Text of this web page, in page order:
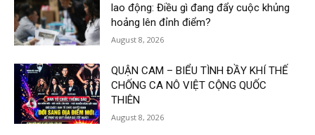
lao động: Điều gì đang đẩy cuộc khủng
hoảng lên đỉnh điểm?
August 8, 2026
QUẬN CAM – BIỂU TÌNH ĐẦY KHÍ THẾ
CHỐNG CA NÔ VIỆT CỘNG QUỐC
THIÊN
August 8, 2026